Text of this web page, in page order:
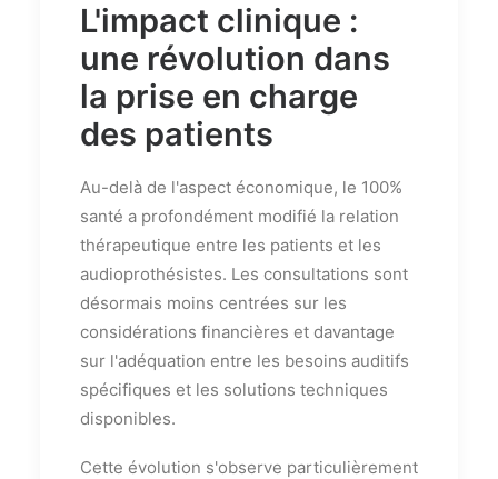
L'impact clinique :
une révolution dans
la prise en charge
des patients
Au-delà de l'aspect économique, le 100%
santé a profondément modifié la relation
thérapeutique entre les patients et les
audioprothésistes. Les consultations sont
désormais moins centrées sur les
considérations financières et davantage
sur l'adéquation entre les besoins auditifs
spécifiques et les solutions techniques
disponibles.
Cette évolution s'observe particulièrement